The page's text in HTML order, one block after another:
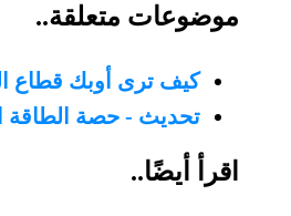
موضوعات متعلقة..
كيف ترى أوبك قطاع الطاقة بحلول
تحديث - حصة الطاقة
اقرأ أيضًا..